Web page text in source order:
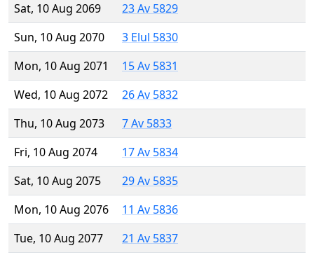
Sat, 10 Aug 2069
23 Av 5829
Sun, 10 Aug 2070
3 Elul 5830
Mon, 10 Aug 2071
15 Av 5831
Wed, 10 Aug 2072
26 Av 5832
Thu, 10 Aug 2073
7 Av 5833
Fri, 10 Aug 2074
17 Av 5834
Sat, 10 Aug 2075
29 Av 5835
Mon, 10 Aug 2076
11 Av 5836
Tue, 10 Aug 2077
21 Av 5837